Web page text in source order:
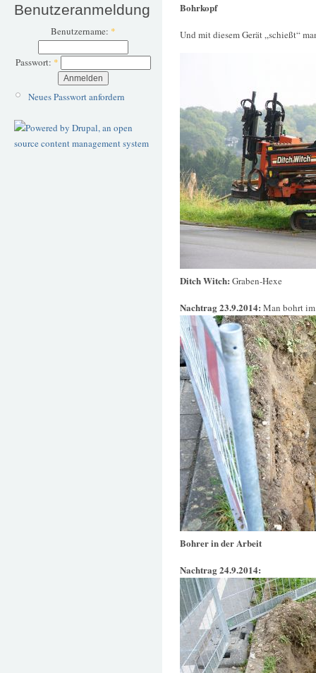
Benutzeranmeldung
Benutzername: *
Passwort: *
Neues Passwort anfordern
Bohrkopf
Und mit diesem Gerät „schießt“
Ditch Witch: Graben-Hexe
Nachtrag 23.9.2014: Man bohrt
Bohrer in der Arbeit
Nachtrag 24.9.2014: